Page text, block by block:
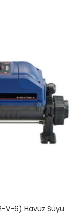
24) Havuz Suyu